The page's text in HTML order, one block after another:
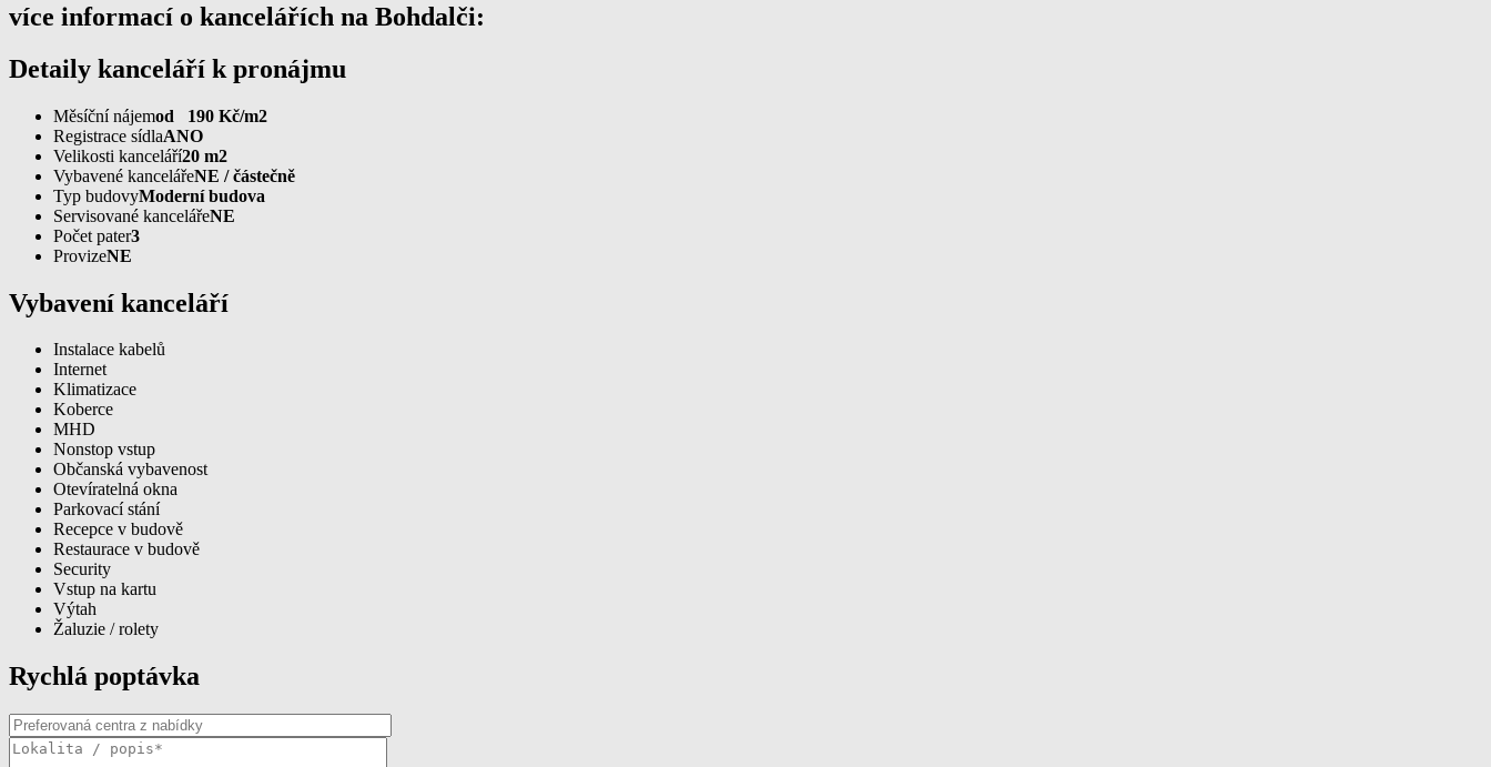
více informací o kancelářích na Bohdalči:
Detaily kanceláří k pronájmu
Měsíční nájemod 190 Kč/m2
Registrace sídlaANO
Velikosti kanceláří20 m2
Vybavené kancelářeNE / částečně
Typ budovyModerní budova
Servisované kancelářeNE
Počet pater3
ProvizeNE
Vybavení kanceláří
Instalace kabelů
Internet
Klimatizace
Koberce
MHD
Nonstop vstup
Občanská vybavenost
Otevíratelná okna
Parkovací stání
Recepce v budově
Restaurace v budově
Security
Vstup na kartu
Výtah
Žaluzie / rolety
Rychlá poptávka